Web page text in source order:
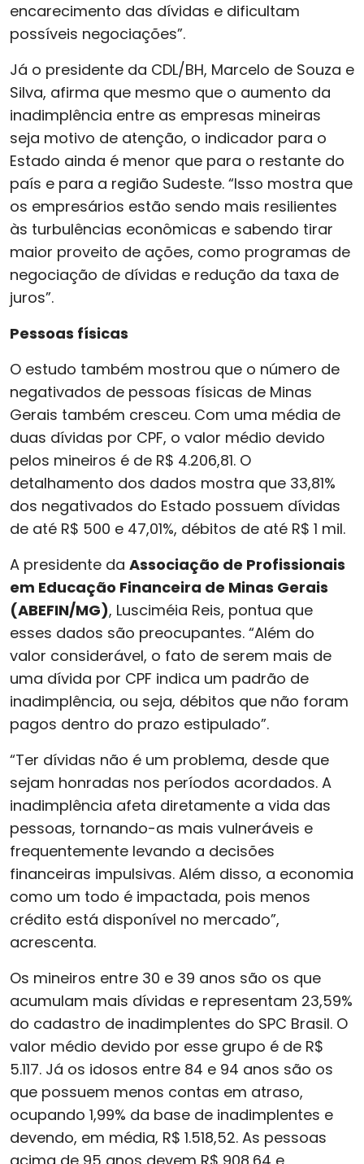
encarecimento das dívidas e dificultam
possíveis negociações”.
Já o presidente da CDL/BH, Marcelo de Souza e
Silva, afirma que mesmo que o aumento da
inadimplência entre as empresas mineiras
seja motivo de atenção, o indicador para o
Estado ainda é menor que para o restante do
país e para a região Sudeste. “Isso mostra que
os empresários estão sendo mais resilientes
às turbulências econômicas e sabendo tirar
maior proveito de ações, como programas de
negociação de dívidas e redução da taxa de
juros”.
Pessoas físicas
O estudo também mostrou que o número de
negativados de pessoas físicas de Minas
Gerais também cresceu. Com uma média de
duas dívidas por CPF, o valor médio devido
pelos mineiros é de R$ 4.206,81. O
detalhamento dos dados mostra que 33,81%
dos negativados do Estado possuem dívidas
de até R$ 500 e 47,01%, débitos de até R$ 1 mil.
A presidente da Associação de Profissionais
em Educação Financeira de Minas Gerais
(ABEFIN/MG), Lusciméia Reis, pontua que
esses dados são preocupantes. “Além do
valor considerável, o fato de serem mais de
uma dívida por CPF indica um padrão de
inadimplência, ou seja, débitos que não foram
pagos dentro do prazo estipulado”.
“Ter dívidas não é um problema, desde que
sejam honradas nos períodos acordados. A
inadimplência afeta diretamente a vida das
pessoas, tornando-as mais vulneráveis e
frequentemente levando a decisões
financeiras impulsivas. Além disso, a economia
como um todo é impactada, pois menos
crédito está disponível no mercado”,
acrescenta.
Os mineiros entre 30 e 39 anos são os que
acumulam mais dívidas e representam 23,59%
do cadastro de inadimplentes do SPC Brasil. O
valor médio devido por esse grupo é de R$
5.117. Já os idosos entre 84 e 94 anos são os
que possuem menos contas em atraso,
ocupando 1,99% da base de inadimplentes e
devendo, em média, R$ 1.518,52. As pessoas